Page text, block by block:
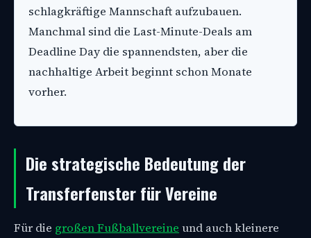
schlagkräftige Mannschaft aufzubauen.
Manchmal sind die Last-Minute-Deals am
Deadline Day die spannendsten, aber die
nachhaltige Arbeit beginnt schon Monate
vorher.
Die strategische Bedeutung der
Transferfenster für Vereine
Für die großen Fußballvereine und auch kleinere